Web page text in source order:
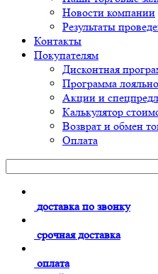
Новости компании
Результаты
Контакты
Покупателям
Дисконтная
Программа
Акции и
Калькулятор
Возврат и обмен
Оплата
доставка по звонку
срочная доставка
оплата